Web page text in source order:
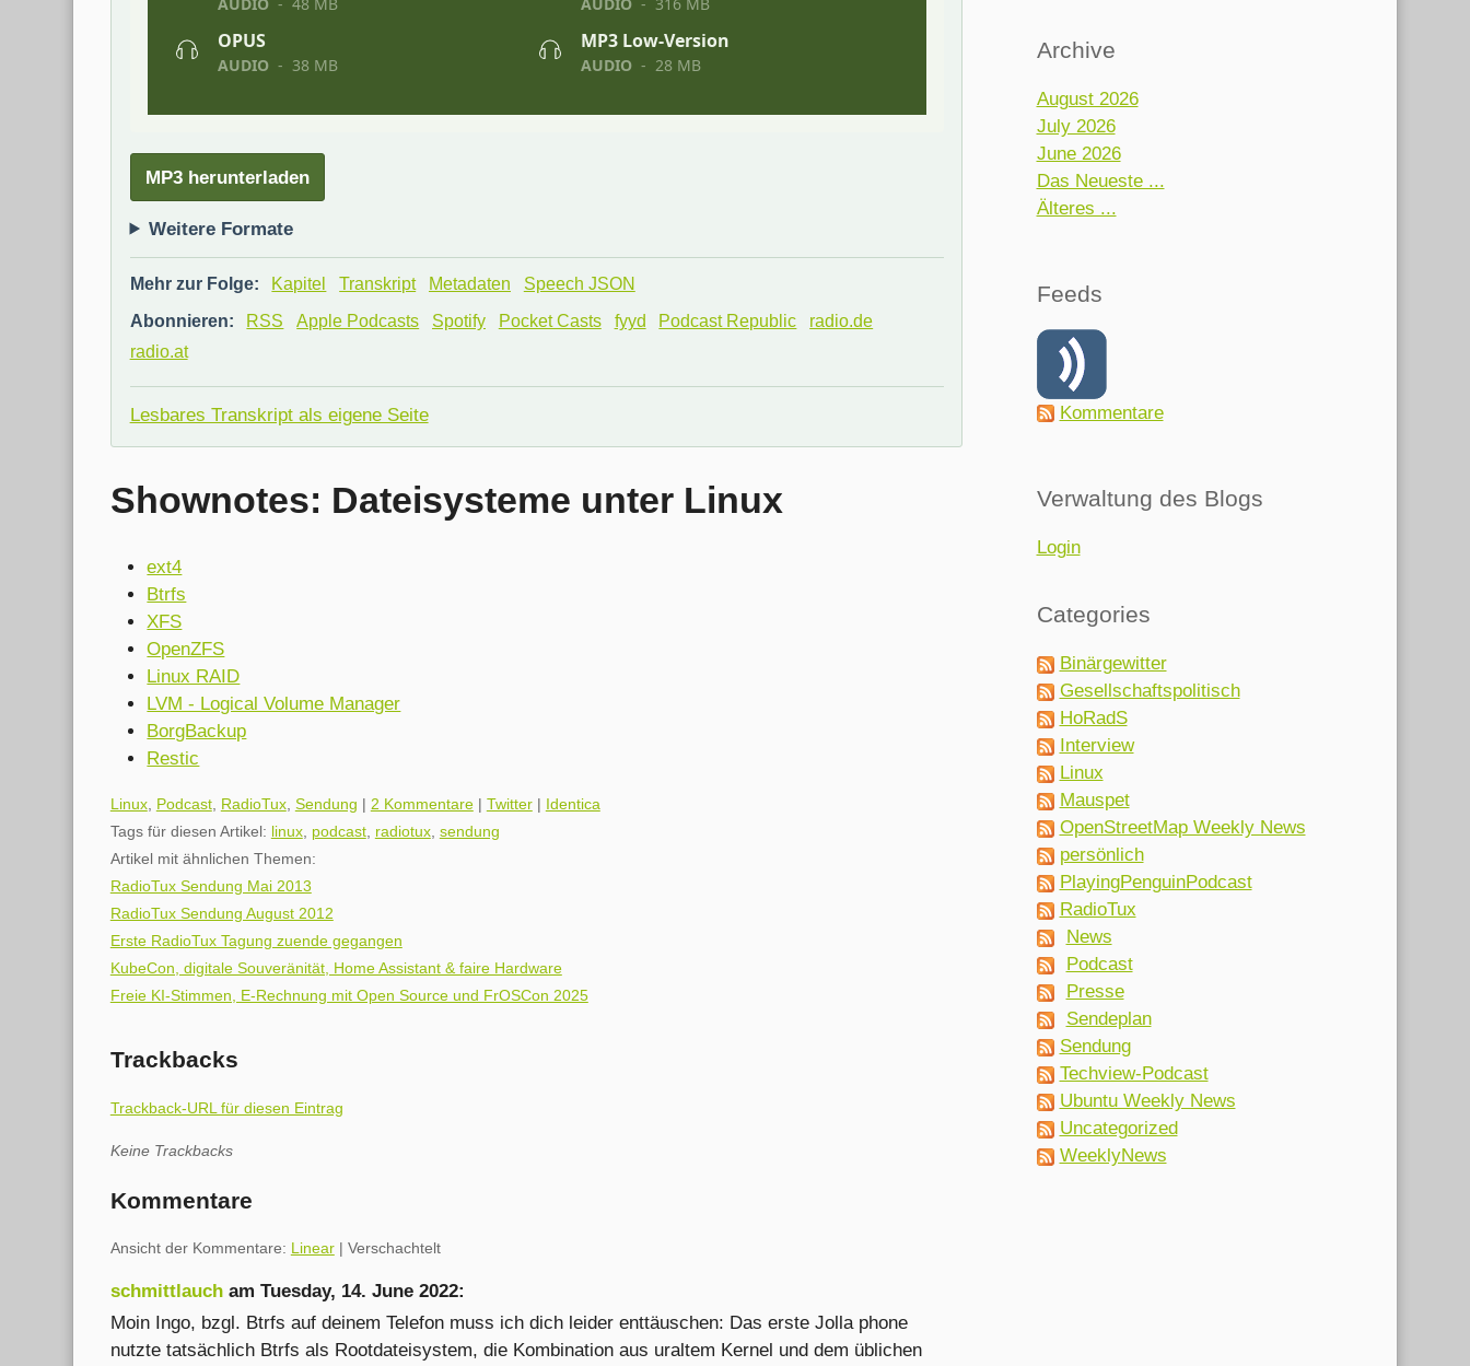
MP3 herunterladen
Weitere Formate
Mehr zur Folge: Kapitel Transkript Metadaten
Speech JSON
Abonnieren:
RSS Apple Podcasts Spotify Pocket Casts fyyd Podcast Republic
radio.de
radio.at
Lesbares Transkript als eigene Seite
Shownotes: Dateisysteme unter Linux
ext4
Btrfs
XFS
OpenZFS
Linux RAID
LVM - Logical Volume Manager
BorgBackup
Restic
Kategorien:
Linux, Podcast, RadioTux, Sendung 2 Kommentare| Twitter|
Identica
Tags für diesen Artikel: linux, podcast, radiotux, sendung
Artikel mit ähnlichen Themen:
RadioTux Sendung Mai 2013
RadioTux Sendung August 2012
Erste RadioTux Tagung zuende gegangen
KubeCon, digitale Souveränität, Home Assistant & faire Hardware
Freie KI-Stimmen, E-Rechnung mit Open Source und FrOSCon 2025
Trackbacks
Trackback-URL für diesen Eintrag
Keine Trackbacks
Kommentare
Ansicht der Kommentare: Linear| Verschachtelt
schmittlaucham Tuesday, 14. June 2022:
Moin Ingo, bzgl. Btrfs auf deinem Telefon muss ich dich leider enttäuschen: Das erste Jolla phone
nutzte tatsächlich Btrfs als Rootdateisystem, die Kombination aus uraltem Kernel und dem üblichen
Archive
August 2026
July 2026
June 2026
Das Neueste ...
Älteres ...
Feeds
Kommentare
Verwaltung des Blogs
Login
Categories
Binärgewitter
Gesellschaftspolitisch
HoRadS
Interview
Linux
Mauspet
OpenStreetMap Weekly News
persönlich
PlayingPenguinPodcast
RadioTux
News
Podcast
Presse
Sendeplan
Sendung
Techview-Podcast
Ubuntu Weekly News
Uncategorized
WeeklyNews